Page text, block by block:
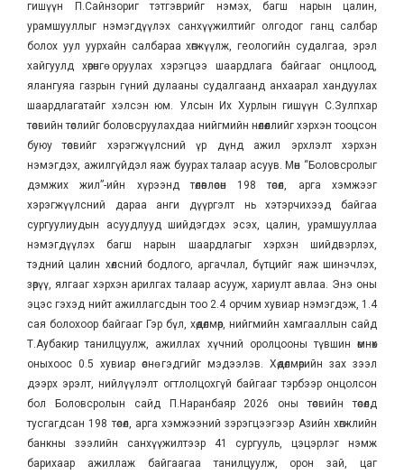
гишүүн П.Сайнзориг тэтгэврийг нэмэх, багш нарын цалин,
урамшууллыг нэмэгдүүлэх санхүүжилтийг олгодог ганц салбар
болох уул уурхайн салбараа хөгжүүлж, геологийн судалгаа, эрэл
хайгуулд хөрөнгө оруулах хэрэгцээ шаардлага байгааг онцлоод,
ялангуяа газрын гүний дулааны судалгаанд анхаарал хандуулах
шаардлагатайг хэлсэн юм. Улсын Их Хурлын гишүүн С.Зулпхар
төсвийн төслийг боловсруулахдаа нийгмийн нөлөөллийг хэрхэн тооцсон
буюу төсвийг хэрэгжүүлсний үр дүнд ажил эрхлэлт хэрхэн
нэмэгдэх, ажилгүйдэл яаж буурах талаар асуув. Мөн “Боловсролыг
дэмжих жил”-ийн хүрээнд төлөвлөсөн 198 төсөл, арга хэмжээг
хэрэгжүүлсний дараа анги дүүргэлт нь хэтэрчихээд байгаа
сургуулиудын асуудлууд шийдэгдэх эсэх, цалин, урамшууллаа
нэмэгдүүлэх багш нарын шаардлагыг хэрхэн шийдвэрлэх,
тэдний цалин хөлсний бодлого, аргачлал, бүтцийг яаж шинэчлэх,
зөрүү, ялгааг хэрхэн арилгах талаар асууж, хариулт авлаа. Энэ оны
эцэс гэхэд нийт ажиллагсдын тоо 2.4 орчим хувиар нэмэгдэж, 1.4
сая болохоор байгааг Гэр бүл, хөдөлмөр, нийгмийн хамгааллын сайд
Т.Аубакир танилцуулж, ажиллах хүчний оролцооны түвшин өмнөх
оныхоос 0.5 хувиар өснө гэдгийг мэдээлэв. Хөдөлмөрийн зах зээл
дээрх эрэлт, нийлүүлэлт огтлолцохгүй байгааг тэрбээр онцолсон
бол Боловсролын сайд П.Наранбаяр 2026 оны төсвийн төсөлд
тусгагдсан 198 төсөл, арга хэмжээний зэрэгцээгээр Азийн хөгжлийн
банкны зээлийн санхүүжилтээр 41 сургууль, цэцэрлэг нэмж
барихаар ажиллаж байгаагаа танилцуулж, орон зай, цаг